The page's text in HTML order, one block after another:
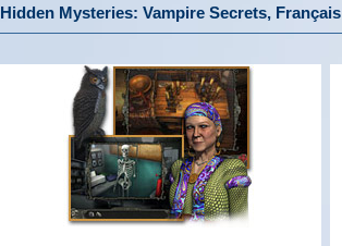
Hidden Mysteries: Vampire Secrets, Français